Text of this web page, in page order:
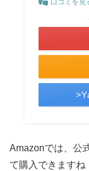
口コミを見
Amazonでは、公
て購入できますね